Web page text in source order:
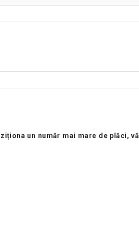
un număr mai mare de plăci, vă